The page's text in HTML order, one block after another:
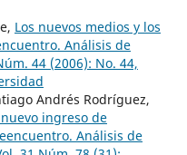
Los nuevos medios y los
Análisis de
44 (2006): No. 44,
Andrés Rodríguez,
ingreso de
Análisis de